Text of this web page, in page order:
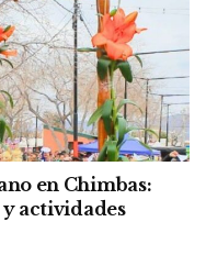
en Chimbas:
actividades